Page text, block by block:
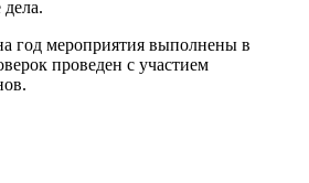
год мероприятия выполнены в
проведен с участием